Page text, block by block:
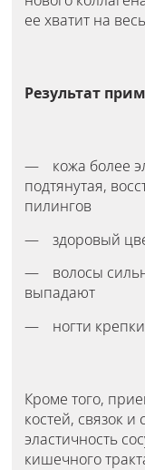
ее хватит на
Результат
кожа более
подтянутая,
пилингов
здоровый
волосы
выпадают
ногти
Кроме того,
костей, связок
эластичность
кишечного